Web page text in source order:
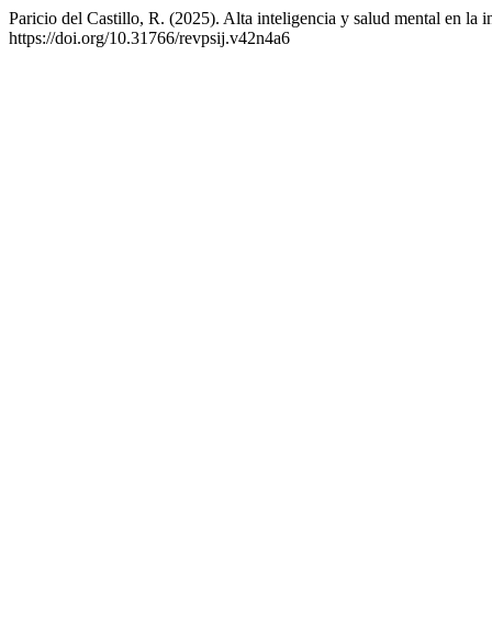
Paricio del Castillo, R. (2025). Alta inteligencia y salud mental en la
https://doi.org/10.31766/revpsij.v42n4a6